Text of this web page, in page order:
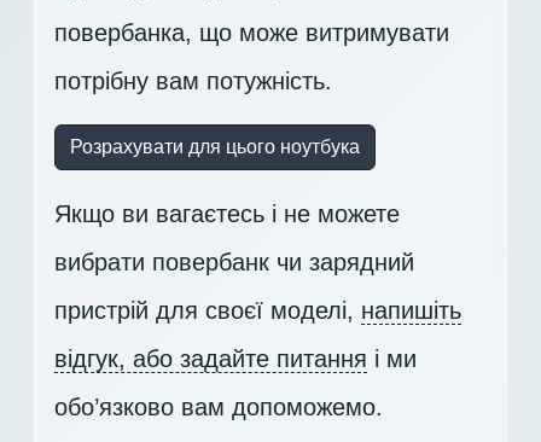
повербанка, що може витримувати
потрібну вам потужність.
Розрахувати для цього ноутбука
Якщо ви вагаєтесь і не можете
вибрати повербанк чи зарядний
пристрій для своєї моделі, напишіть
відгук, або задайте питання і ми
обо’язково вам допоможемо.